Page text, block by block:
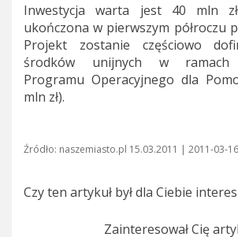
Inwestycja warta jest 40 mln
ukończona w pierwszym półroczu
Projekt zostanie częściowo
środków unijnych w ramach
Programu Operacyjnego dla
mln zł).
Źródło: naszemiasto.pl 15.03.2011 | 2011-03-16
Czy ten artykuł był dla Ciebie
Zainteresował Cię